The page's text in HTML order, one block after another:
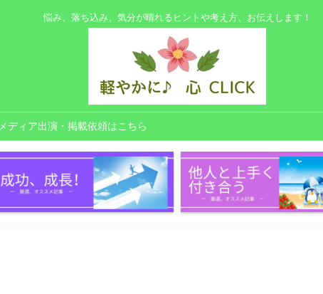
悩み、落ち込み、気分が晴れるヒントや考え方、お伝えします！
メディア出演・掲載依頼はこちら